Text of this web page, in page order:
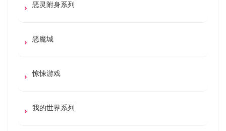
恶灵附身系列
恶魔城
惊悚游戏
我的世界系列